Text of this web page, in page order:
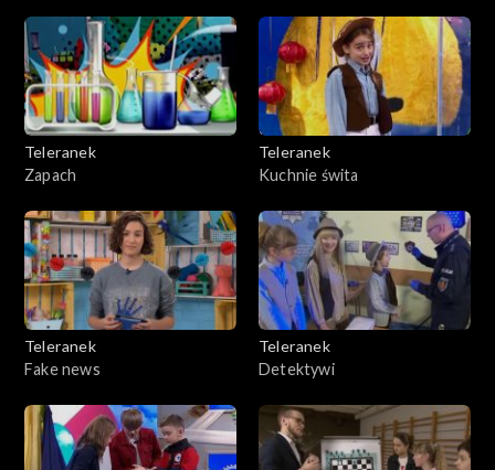
Teleranek
Zapach
Teleranek
Kuchnie świta
Teleranek
Fake news
Teleranek
Detektywi